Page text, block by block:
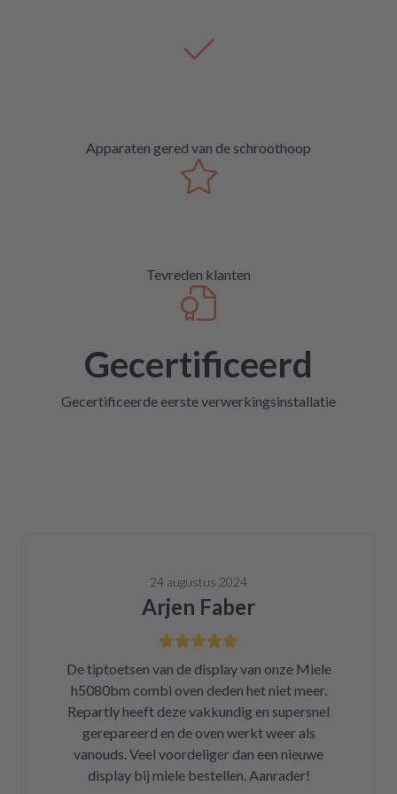
Apparaten gered van de schroothoop
Tevreden klanten
Gecertificeerd
Gecertificeerde eerste verwerkingsinstallatie
24 augustus 2024
Arjen Faber
De tiptoetsen van de display van onze Miele
h5080bm combi oven deden het niet meer.
Repartly heeft deze vakkundig en supersnel
gerepareerd en de oven werkt weer als
vanouds. Veel voordeliger dan een nieuwe
display bij miele bestellen. Aanrader!